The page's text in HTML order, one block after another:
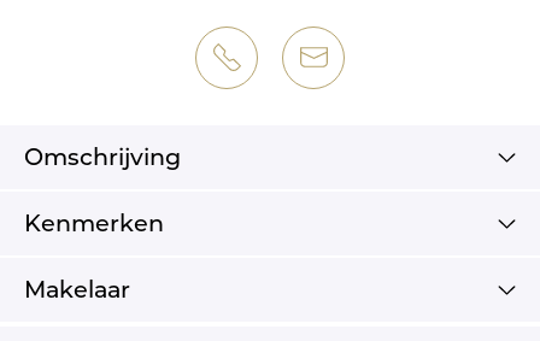
Omschrijving
Kenmerken
Makelaar